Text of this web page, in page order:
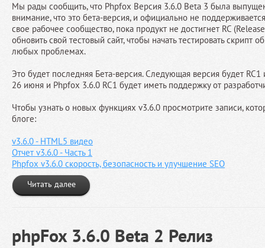
Мы рады сообщить, что Phpfox Версия 3.6.0 Beta 3 была
внимание, что это бета-версия, и официально не
свое рабочее сообщество, пока продукт не достигнет RC
обновить свой тестовый сайт, чтобы начать тестировать скрипт
любых проблемах.
Это будет последняя Бета-версия. Следующая версия будет
26 июня и Phpfox 3.6.0 RC1 будет иметь поддержку от
Чтобы узнать о новых функциях v3.6.0 просмотрите записи,
блоге:
v3.6.0 - HTML5 видео
Отчет v3.6.0 - Часть 1
Phpfox v3.6.0 скорость, безопасность и улучшение SEO
Читать далее
phpFox 3.6.0 Beta 2 Релиз